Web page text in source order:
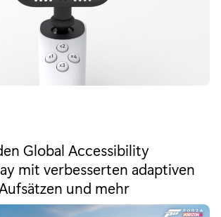
e
D
e
K
o
Global Accessibility
mit verbesserten adaptiven
und mehr